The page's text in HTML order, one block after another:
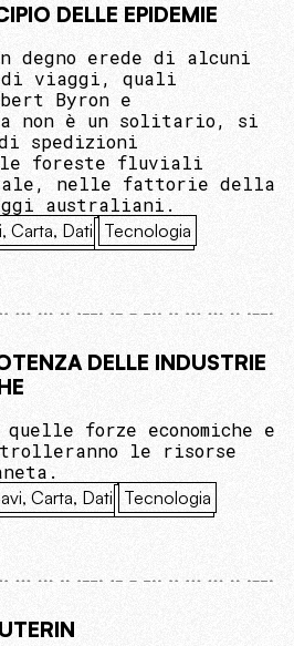
DELLE EPIDEMIE
degno erede di alcuni
viaggi, quali
Byron e
non è un solitario, si
spedizioni
foreste fluviali
nelle fattorie della
australiani.
Carta, Dati Tecnologia
DELLE INDUSTRIE
forze economiche e
le risorse
Carta, Dati Tecnologia